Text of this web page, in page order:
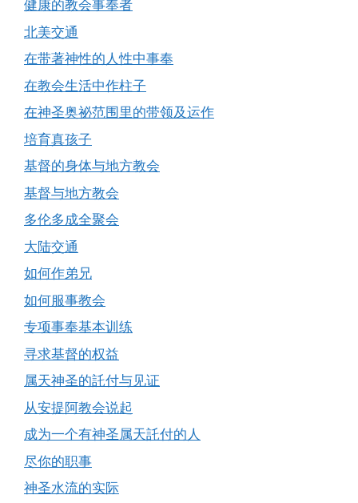
健康的教会事奉者
北美交通
在带著神性的人性中事奉
在教会生活中作柱子
在神圣奥祕范围里的带领及运作
培育真孩子
基督的身体与地方教会
基督与地方教会
多伦多成全聚会
大陆交通
如何作弟兄
如何服事教会
专项事奉基本训练
寻求基督的权益
属天神圣的託付与见证
从安提阿教会说起
成为一个有神圣属天託付的人
尽你的职事
神圣水流的实际